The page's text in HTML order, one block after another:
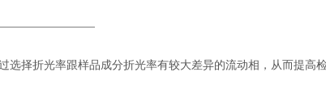
选择折光率跟样品成分折光率有较大差异的流动相，从而提